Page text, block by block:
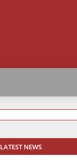
LATEST NEWS